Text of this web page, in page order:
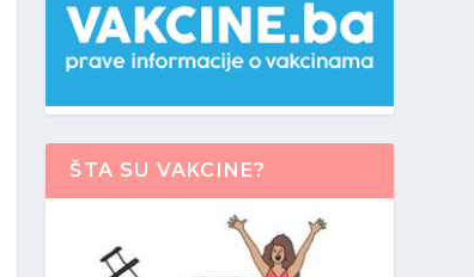
ŠTA SU VAKCINE?